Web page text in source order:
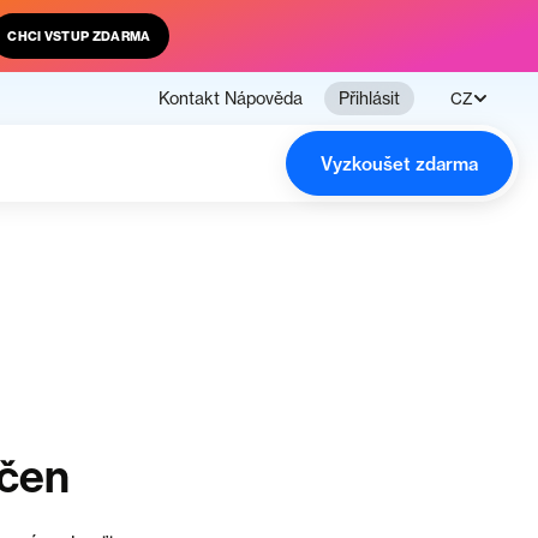
CHCI VSTUP ZDARMA
Kontakt Nápověda Přihlásit CZ
Vyzkoušet zdarma